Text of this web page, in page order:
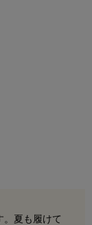
。夏も履けて